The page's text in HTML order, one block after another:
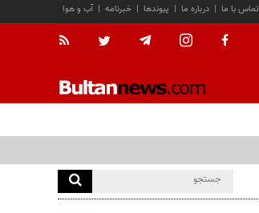
آب و هوا | خبرنامه | پیوندها | درباره ما | تماس با ما